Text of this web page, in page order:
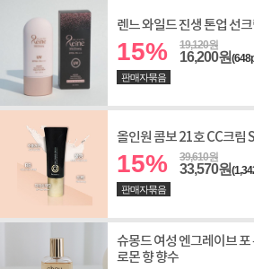
렌느 와일드 진생 톤업 선
15% 19,120원
16,200원
판매자묶음
올인원 콤보 21호 CC크림
15% 39,610원
33,570원
판매자묶음
슈몽드 여성 엔그레이브
로몬 향 향수